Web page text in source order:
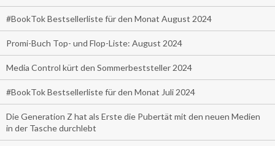
#BookTok Bestsellerliste für den Monat August 2024
Promi-Buch Top- und Flop-Liste: August 2024
Media Control kürt den Sommerbeststeller 2024
#BookTok Bestsellerliste für den Monat Juli 2024
Die Generation Z hat als Erste die Pubertät mit den neuen Medien
in der Tasche durchlebt